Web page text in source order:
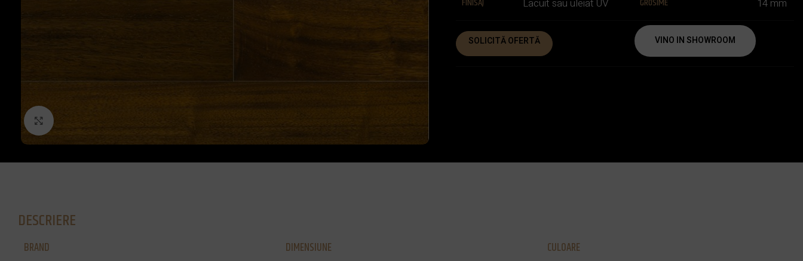
Lacuit sau uleiat UV 14 mm
SOLICITĂ OFERTĂ VINO IN SHOWROOM
DESCRIERE
BRAND DIMENSIUNE CULOARE